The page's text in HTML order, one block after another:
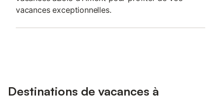
vacances exceptionnelles.
Destinations de vacances à